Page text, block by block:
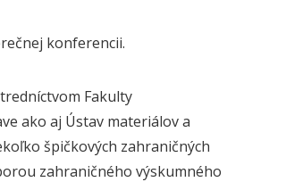
konferencii.
Fakulty
ako aj Ústav materiálov a
špičkových zahraničných
zahraničného výskumného